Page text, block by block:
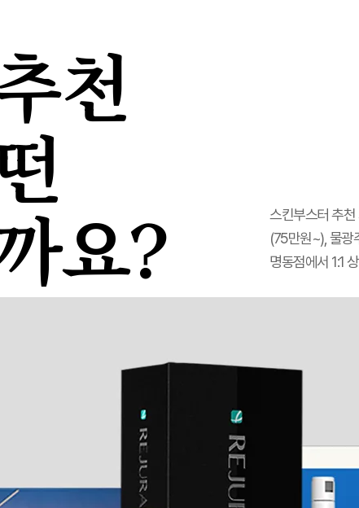
천
요?
스킨부스터 추
(75만원~), 물광
명동점에서 1:1